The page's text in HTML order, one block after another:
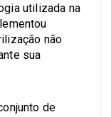
utilizada na
não
sua
de